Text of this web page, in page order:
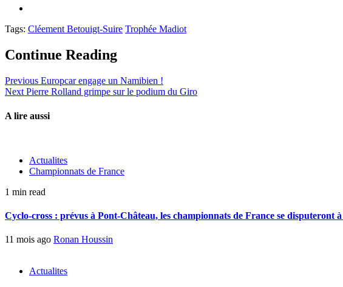
Tags: Cléement Betouigt-Suire Trophée Madiot
Continue Reading
Previous Europcar engage un Namibien !
Next Pierre Rolland grimpe sur le podium du Giro
A lire aussi
Actualites
Championnats de France
1 min read
Cyclo-cross : prévus à Pont-Château, les championnats de France se disputeront
11 mois ago Ronan Houssin
Actualites